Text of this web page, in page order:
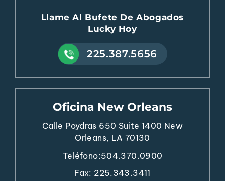
Llame Al Bufete De Abogados
Lucky Hoy
225.387.5656
Oficina New Orleans
Calle Poydras 650 Suite 1400 New
Orleans, LA 70130
Teléfono:504.370.0900
Fax: 225.343.3411